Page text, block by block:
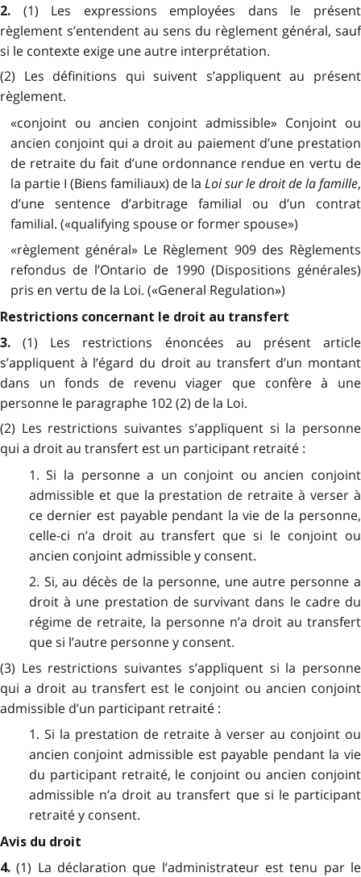
2. (1) Les expressions employées dans le présent
règlement s’entendent au sens du règlement général, sauf
si le contexte exige une autre interprétation.
(2) Les définitions qui suivent s’appliquent au présent
règlement.
«conjoint ou ancien conjoint admissible» Conjoint ou
ancien conjoint qui a droit au paiement d’une prestation
de retraite du fait d’une ordonnance rendue en vertu de
la partie I (Biens familiaux) de la Loi sur le droit de la famille,
d’une sentence d’arbitrage familial ou d’un contrat
familial. («qualifying spouse or former spouse»)
«règlement général» Le Règlement 909 des Règlements
refondus de l’Ontario de 1990 (Dispositions générales)
pris en vertu de la Loi. («General Regulation»)
Restrictions concernant le droit au transfert
3.(1) Les restrictions énoncées au présent article
s’appliquent à l’égard du droit au transfert d’un montant
dans un fonds de revenu viager que confère à une
personne le paragraphe 102 (2) de la Loi.
(2) Les restrictions suivantes s’appliquent si la personne
qui a droit au transfert est un participant retraité :
1. Si la personne a un conjoint ou ancien conjoint
admissible et que la prestation de retraite à verser à
ce dernier est payable pendant la vie de la personne,
celle-ci n’a droit au transfert que si le conjoint ou
ancien conjoint admissible y consent.
2. Si, au décès de la personne, une autre personne a
droit à une prestation de survivant dans le cadre du
régime de retraite, la personne n’a droit au transfert
que si l’autre personne y consent.
(3) Les restrictions suivantes s’appliquent si la personne
qui a droit au transfert est le conjoint ou ancien conjoint
admissible d’un participant retraité :
1. Si la prestation de retraite à verser au conjoint ou
ancien conjoint admissible est payable pendant la vie
du participant retraité, le conjoint ou ancien conjoint
admissible n’a droit au transfert que si le participant
retraité y consent.
Avis du droit
4.(1) La déclaration que l’administrateur est tenu par le